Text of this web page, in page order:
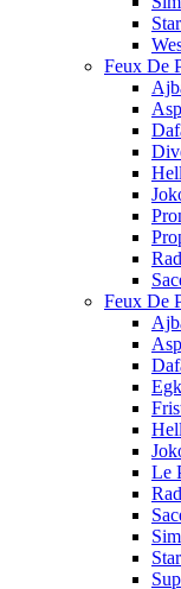
Feux De
Feux De
Le
Sim